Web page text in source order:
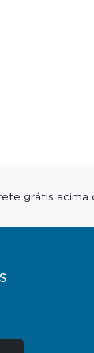
grátis acima